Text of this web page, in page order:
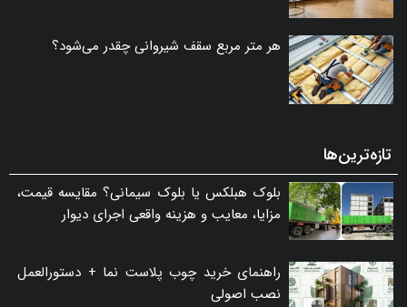
هر متر مربع سقف شیروانی چقدر می‌شود؟
تازه‌ترین‌ها
بلوک هبلکس یا بلوک سیمانی؟ مقایسه قیمت،
مزایا، معایب و هزینه واقعی اجرای دیوار
راهنمای خرید چوب پلاست نما + دستورالعمل
نصب اصولی